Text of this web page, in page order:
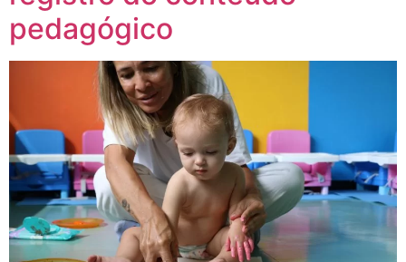
pedagógico